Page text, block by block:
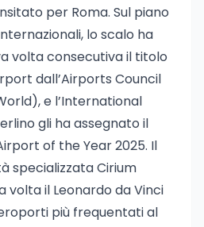
per Roma. Sul piano
lo scalo ha
volta consecutiva il titolo
dall’Airports Council
e l’International
gli ha assegnato il
of the Year 2025. Il
specializzata Cirium
volta il Leonardo da Vinci
più frequentati al